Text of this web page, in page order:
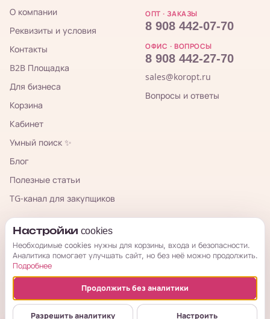
О компании
Реквизиты и условия
Контакты
B2B Площадка
Для бизнеса
Корзина
Кабинет
Умный поиск ✨
Блог
Полезные статьи
TG-канал для закупщиков
ОПТ · ЗАКАЗЫ
8 908 442-07-70
ОФИС · ВОПРОСЫ
8 908 442-27-70
sales@koropt.ru
Вопросы и ответы
КорОпт
© 2026 КорОпт. Корейские и китайские товары из Владивостока.
ИП Галицкая Мария Сергеевна · ИНН 253909697776 · ОГРНИП
Настройки cookies
Необходимые cookies нужны для корзины, входа и безопасности.
Аналитика помогает улучшать сайт, но без неё можно продолжить.
Подробнее
Продолжить без аналитики
Разрешить аналитику Настроить